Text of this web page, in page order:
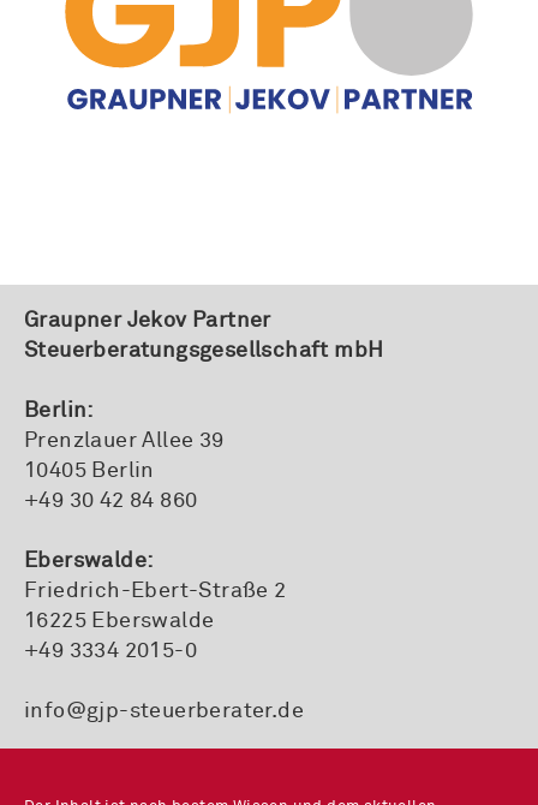
Graupner Jekov Partner
Steuerberatungsgesellschaft mbH
Berlin:
Prenzlauer Allee 39
10405 Berlin
+49 30 42 84 860
Eberswalde:
Friedrich-Ebert-Straße 2
16225 Eberswalde
+49 3334 2015-0
info@gjp-steuerberater.de